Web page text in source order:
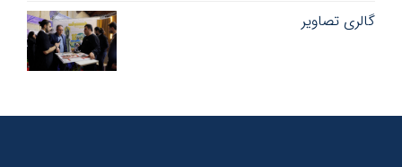
گالری تصاویر